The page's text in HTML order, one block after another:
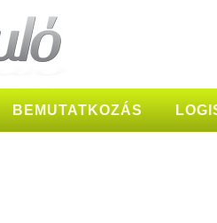
BEMUTATKOZÁS